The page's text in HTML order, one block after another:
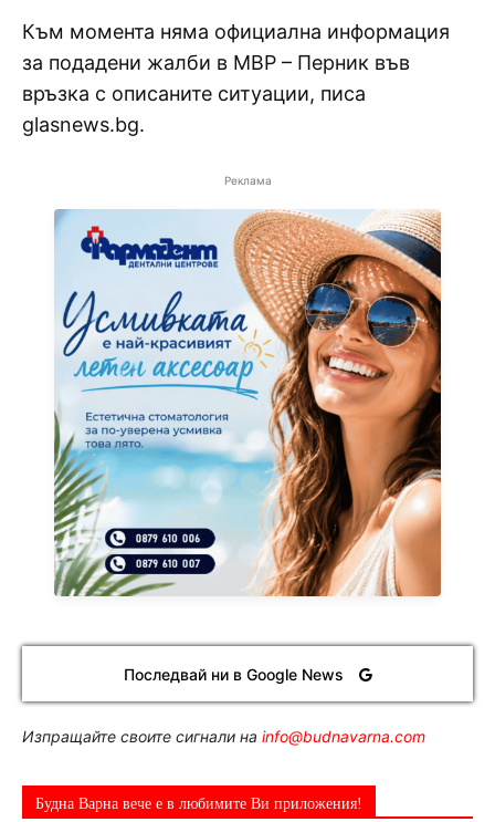
Към момента няма официална информация
за подадени жалби в МВР – Перник във
връзка с описаните ситуации, писа
glasnews.bg.
Реклама
Последвай ни в Google News
Изпращайте своите сигнали на info@budnavarna.com
Будна Варна вече е в любимите Ви приложения!